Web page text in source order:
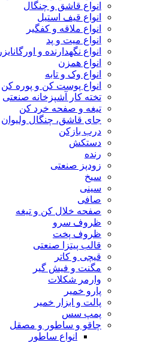
انواع قاشق و چنگال
انواع قیف استیل
انواع ملاقه و کفگیر
انواع میت و پد
انواع نگهدارنده و اورگانایزر
انواع همزن
انواع وک و تابه
انواع پوست کن و پوره کن
تخته کار آشپزخانه صنعتی
تیغه و صفحه خرد کن
جای قاشق، چنگال ولیوان
درب بازکن
دستکش
رنده
زودپز صنعتی
سیخ
سینی
صافی
صفحه خلال کن و تیغه
ظروف سرو
ظروف پخت
قالب پیتزا صنعتی
قیچی و کاتر
مگنت و فیش گیر
وارمر شکلات
پارو خمیر
پالت و ابزار خمیر
پمپ سس
چاقو و ساطور و مصقل
انواع ساطور